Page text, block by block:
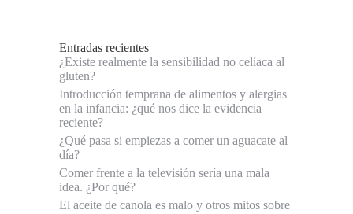
Entradas recientes
¿Existe realmente la sensibilidad no celíaca al
gluten?
Introducción temprana de alimentos y alergias
en la infancia: ¿qué nos dice la evidencia
reciente?
¿Qué pasa si empiezas a comer un aguacate al
día?
Comer frente a la televisión sería una mala
idea. ¿Por qué?
El aceite de canola es malo y otros mitos sobre